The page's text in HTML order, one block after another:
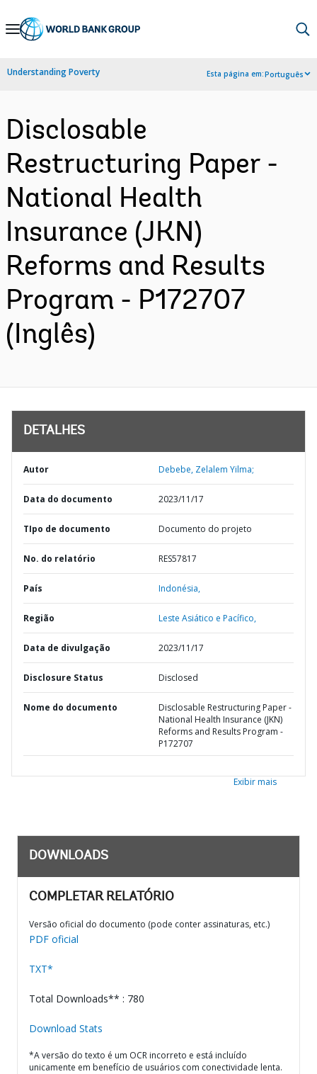
Skip
Navigation
Understanding Poverty Esta página em:Português
Disclosable
Restructuring Paper -
National Health
Insurance (JKN)
Reforms and Results
Program - P172707
(Inglês)
DETALHES
Autor Debebe, Zelalem Yilma;
Data do documento 2023/11/17
TIpo de documento Documento do projeto
No. do relatório RES57817
País Indonésia,
Região Leste Asiático e Pacífico,
Data de divulgação 2023/11/17
Disclosure Status Disclosed
Nome do documento
Disclosable Restructuring Paper -
National Health Insurance (JKN)
Reforms and Results Program -
P172707
Exibir mais
DOWNLOADS
COMPLETAR RELATÓRIO
Versão oficial do documento (pode conter assinaturas, etc.)
PDF oficial
TXT*
Total Downloads** : 780
Download Stats
*A versão do texto é um OCR incorreto e está incluído
unicamente em benefício de usuários com conectividade lenta.